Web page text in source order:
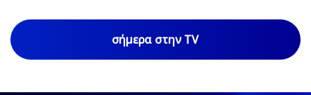
σήμερα στην TV